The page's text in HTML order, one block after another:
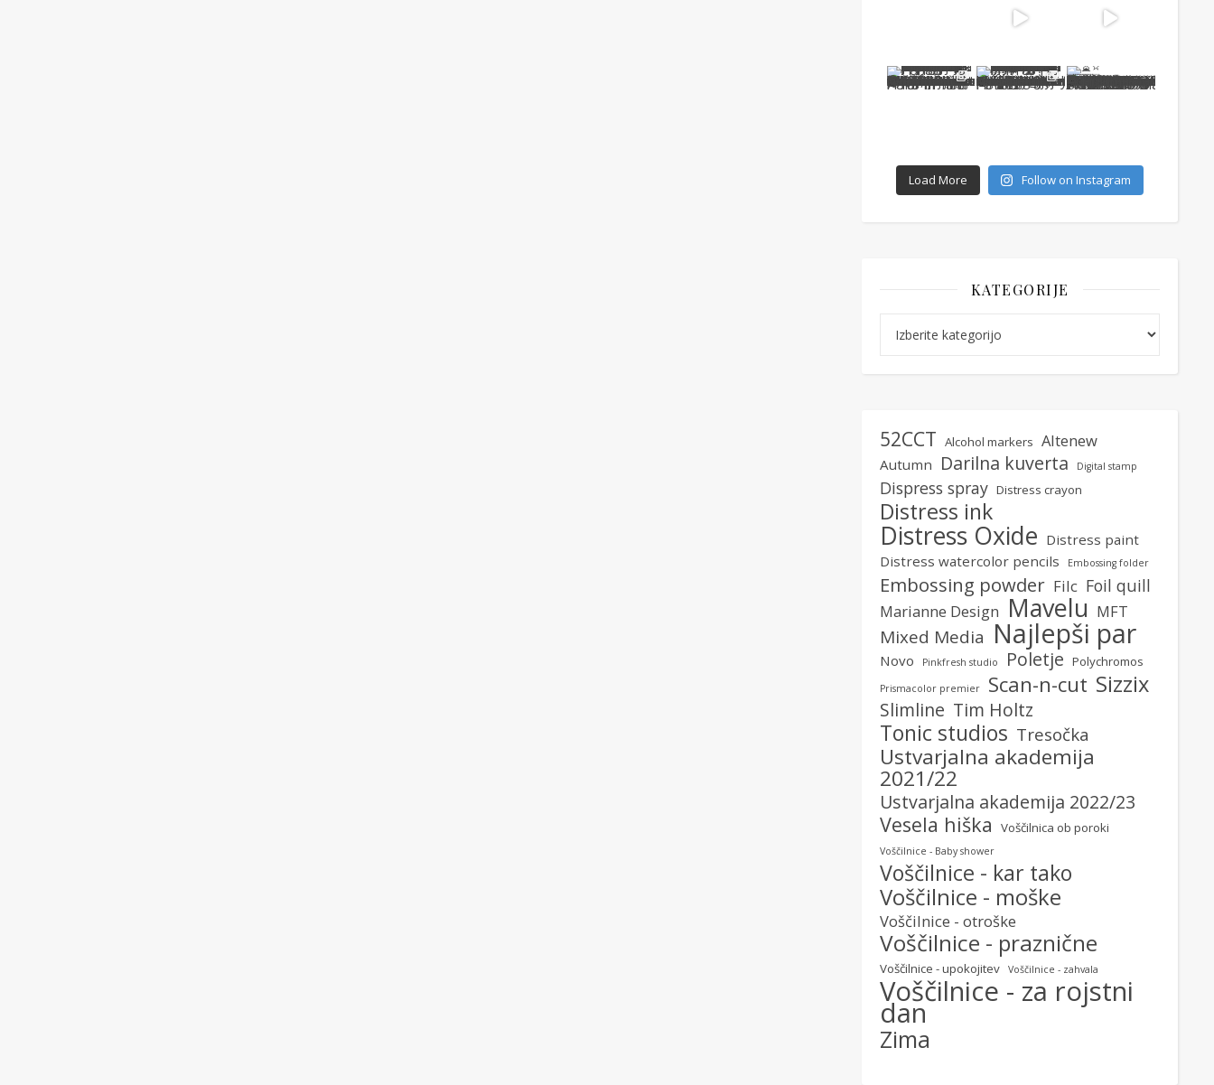
Load More Follow on Instagram
KATEGORIJE
52CCT Alcohol markers Altenew
Autumn Darilna kuverta Digital stamp
Dispress spray Distress crayon
Distress ink
Distress Oxide Distress paint
Distress watercolor pencils
Embossing folder
Embossing powder Filc Foil quill
Marianne Design Mavelu MFT
Mixed Media Najlepši par
Novo Pinkfresh studio Poletje Polychromos
Prismacolor premier Scan-n-cut Sizzix
Slimline Tim Holtz
Tonic studios Tresočka
Ustvarjalna akademija
2021/22
Ustvarjalna akademija 2022/23
Vesela hiška Voščilnica ob poroki
Voščilnice - Baby shower
Voščilnice - kar tako
Voščilnice - moške
Voščilnice - otroške
Voščilnice - praznične
Voščilnice - upokojitev Voščilnice - zahvala
Voščilnice - za rojstni
dan
Zima